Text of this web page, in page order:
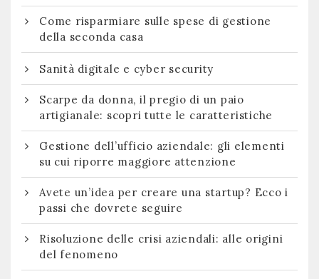
Come risparmiare sulle spese di gestione
della seconda casa
Sanità digitale e cyber security
Scarpe da donna, il pregio di un paio
artigianale: scopri tutte le caratteristiche
Gestione dell’ufficio aziendale: gli elementi
su cui riporre maggiore attenzione
Avete un’idea per creare una startup? Ecco i
passi che dovrete seguire
Risoluzione delle crisi aziendali: alle origini
del fenomeno